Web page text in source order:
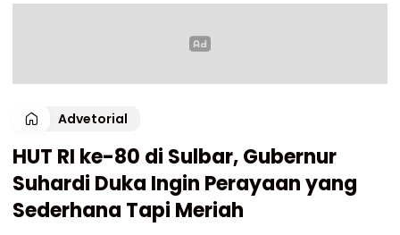
Advetorial
HUT RI ke-80 di Sulbar, Gubernur
Suhardi Duka Ingin Perayaan yang
Sederhana Tapi Meriah